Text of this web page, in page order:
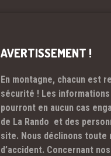
AVERTISSEMENT !
En montagne, chacun est
sécurité ! Les
pourront en aucun cas
de La Rando et des
site. Nous déclinons toute
d’accident. Concernant